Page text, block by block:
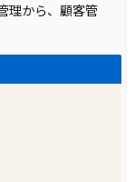
理から、顧客管